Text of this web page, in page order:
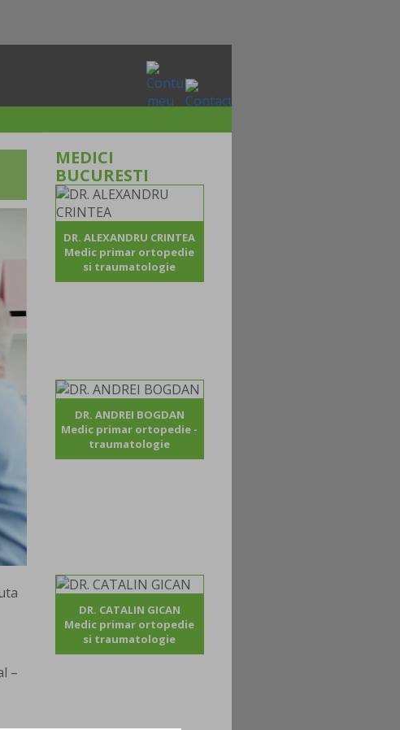
–
MEDICI
BUCURESTI
DR. ALEXANDRU CRINTEA
Medic primar ortopedie
si traumatologie
DR. ANDREI BOGDAN
Medic primar ortopedie -
traumatologie
DR. CATALIN GICAN
Medic primar ortopedie
si traumatologie